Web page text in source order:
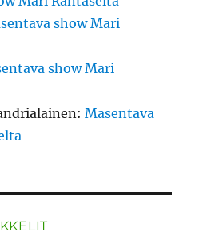
show Mari
show Mari
:Masentava